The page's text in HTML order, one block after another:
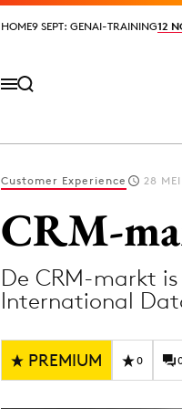
HOME9 SEPT: GENAI-TRAINING12
HOME9 SEPT: GENAI-TRAINING12
Customer Experience 28
CRM-
De CRM-markt
International
PREMIUM 0